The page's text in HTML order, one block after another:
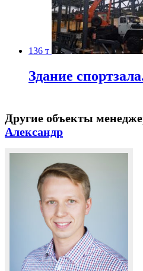
136 т
Здание
Другие объекты
Александр